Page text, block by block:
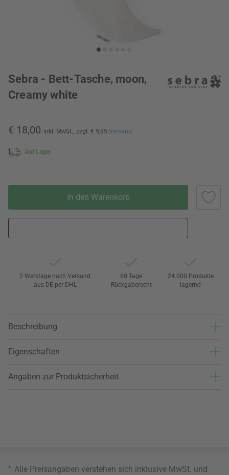
Sebra - Bett-Tasche, moon,
Creamy white
€ 18,00 inkl. MwSt., zzgl. € 5,95 Versand
Auf Lager
In den Warenkorb
2 Werktage nach Versand
aus DE per DHL
60 Tage
Rückgaberecht
24.000 Produkte
lagernd
Beschreibung
Eigenschaften
Angaben zur Produktsicherheit
* Alle Preisangaben verstehen sich inklusive MwSt. und